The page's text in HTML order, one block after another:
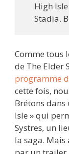
High
Stadia.
Comme tous
de The Elder
programme
cette fois,
Brétons
Isle » qui
Systres, un
la saga. Mais